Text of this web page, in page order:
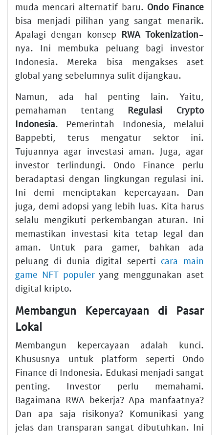
muda mencari alternatif baru. Ondo Finance
bisa menjadi pilihan yang sangat menarik.
Apalagi dengan konsep RWA Tokenization-
nya. Ini membuka peluang bagi investor
Indonesia. Mereka bisa mengakses aset
global yang sebelumnya sulit dijangkau.
Namun, ada hal penting lain. Yaitu,
pemahaman tentang Regulasi Crypto
Indonesia. Pemerintah Indonesia, melalui
Bappebti, terus mengatur sektor ini.
Tujuannya agar investasi aman. Juga, agar
investor terlindungi. Ondo Finance perlu
beradaptasi dengan lingkungan regulasi ini.
Ini demi menciptakan kepercayaan. Dan
juga, demi adopsi yang lebih luas. Kita harus
selalu mengikuti perkembangan aturan. Ini
memastikan investasi kita tetap legal dan
aman. Untuk para gamer, bahkan ada
peluang di dunia digital seperti cara main
game NFT populeryang menggunakan aset
digital kripto.
Membangun Kepercayaan di Pasar
Lokal
Membangun kepercayaan adalah kunci.
Khususnya untuk platform seperti Ondo
Finance di Indonesia. Edukasi menjadi sangat
penting. Investor perlu memahami.
Bagaimana RWA bekerja? Apa manfaatnya?
Dan apa saja risikonya? Komunikasi yang
jelas dan transparan sangat dibutuhkan. Ini